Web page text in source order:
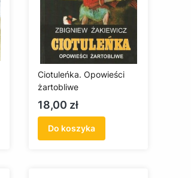
Ciotuleńka. Opowieści
żartobliwe
Cena
18,00 zł
Do koszyka